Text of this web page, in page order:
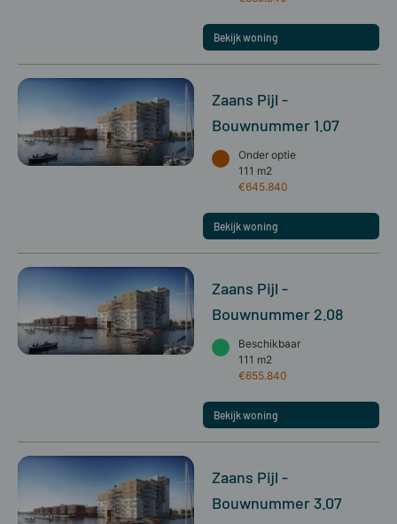
Bekijk woning
Zaans Pijl -
Bouwnummer 1.07
Onder optie
111 m2
€645.840
Bekijk woning
Zaans Pijl -
Bouwnummer 2.08
Beschikbaar
111 m2
€655.840
Bekijk woning
Zaans Pijl -
Bouwnummer 3.07